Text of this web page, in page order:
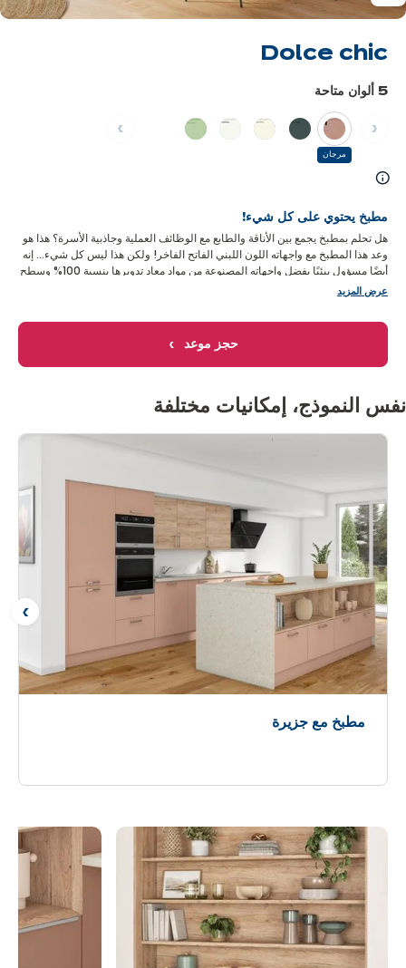
Dolce chic
تعرّف
المزيد
5 ألوان متاحة
مطبخ يحتوي على كل شيء!
هل تحلم بمطبخ يجمع بين الأناقة والطابع مع الوظائف العملية وجاذبية الأسرة؟ هذا هو
وعد هذا المطبخ مع واجهاته اللون اللبني الفاتح الفاخر! ولكن هذا ليس كل شيء... إنه
أيضًا مسؤول بيئيًا بفضل واجهاته المصنوعة من مواد معاد تدويرها بنسبة 100% وسطح
قابل لإعادة التدوير بنسبة 100%. ماذا يمكن أن تطلب أكثر من ذلك؟
عرض المزيد
حجز موعد
نفس النموذج، إمكانيات مختلفة
مطبخ مع جزيرة
مرجان